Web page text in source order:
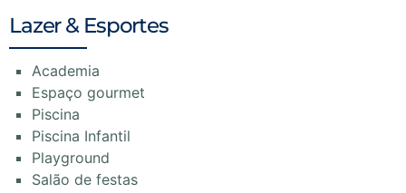
Lazer & Esportes
Academia
Espaço gourmet
Piscina
Piscina Infantil
Playground
Salão de festas